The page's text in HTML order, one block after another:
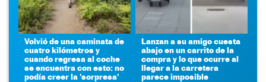
Volvió de una caminata de
cuatro kilómetros y
cuando regresa al coche
se encuentra con esto: no
podía creer la 'sorpresa'
Lanzan a su amigo cuesta
abajo en un carrito de la
compra y lo que ocurre al
llegar a la carretera
parece imposible